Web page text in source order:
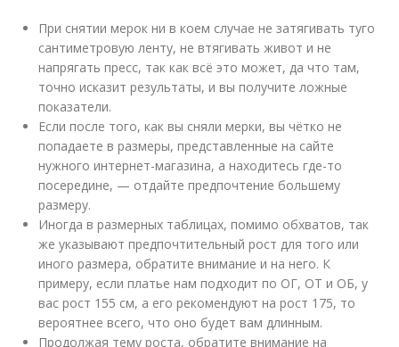
При снятии мерок ни в коем случае не затягивать туго
сантиметровую ленту, не втягивать живот и не
напрягать пресс, так как всё это может, да что там,
точно исказит результаты, и вы получите ложные
показатели.
Если после того, как вы сняли мерки, вы чётко не
попадаете в размеры, представленные на сайте
нужного интернет-магазина, а находитесь где-то
посередине, — отдайте предпочтение большему
размеру.
Иногда в размерных таблицах, помимо обхватов, так
же указывают предпочтительный рост для того или
иного размера, обратите внимание и на него. К
примеру, если платье нам подходит по ОГ, ОТ и ОБ, у
вас рост 155 см, а его рекомендуют на рост 175, то
вероятнее всего, что оно будет вам длинным.
Продолжая тему роста, обратите внимание на